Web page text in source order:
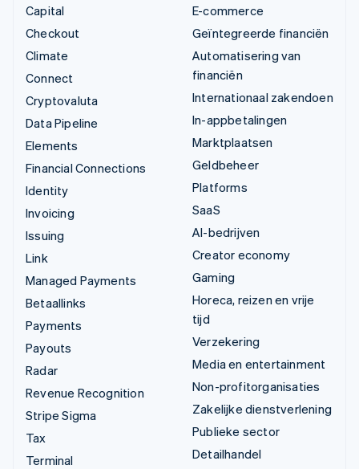
Capital
Checkout
Climate
Connect
Cryptovaluta
Data Pipeline
Elements
Financial Connections
Identity
Invoicing
Issuing
Link
Managed Payments
Betaallinks
Payments
Payouts
Radar
Revenue Recognition
Stripe Sigma
Tax
Terminal
E-commerce
Geïntegreerde financiën
Automatisering van
financiën
Internationaal zakendoen
In-appbetalingen
Marktplaatsen
Geldbeheer
Platforms
SaaS
AI-bedrijven
Creator economy
Gaming
Horeca, reizen en vrije
tijd
Verzekering
Media en entertainment
Non-profitorganisaties
Zakelijke dienstverlening
Publieke sector
Detailhandel